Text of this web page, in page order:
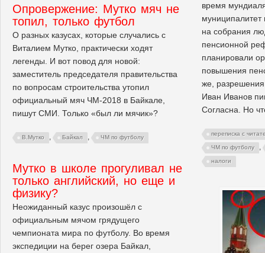
время
на собрания
пенсионной
планировали
повышения
же,
Иван Иванов
Согласна. Но
переписка с
ЧМ по футболу ,
налоги
Опровержение: Мутко мяч не
топил, только футбол
О разных казусах, которые случались с
Виталием Мутко, практически ходят
легенды. И вот повод для новой:
заместитель председателя правительства
по вопросам строительства утопил
официальный мяч ЧМ-2018 в Байкале,
пишут СМИ. Только «был ли мячик»?
В.Мутко , Байкал , ЧМ по футболу
Мутко в школе прогуливал не
только английский, но еще и
физику?
Неожиданный казус произошёл с
официальным мячом грядущего
чемпионата мира по футболу. Во время
экспедиции на берег озера Байкал,